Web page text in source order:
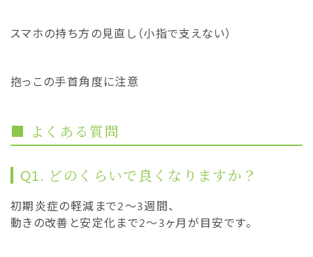
スマホの持ち方の見直し（小指で支えない）
抱っこの手首角度に注意
■ よくある質問
Q1. どのくらいで良くなりますか？
初期炎症の軽減まで2〜3週間、
動きの改善と安定化まで2〜3ヶ月が目安です。